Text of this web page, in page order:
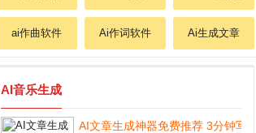
ai作曲软件 Ai作词软件 Ai生成文章
AI音乐生成
AI文章生成神器免费推荐 3分钟写